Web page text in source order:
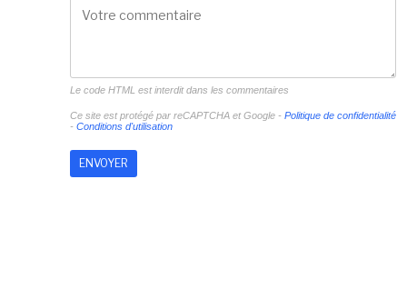
Le code HTML est interdit dans les commentaires
Ce site est protégé par reCAPTCHA et Google - Politique de confidentialité
- Conditions d'utilisation